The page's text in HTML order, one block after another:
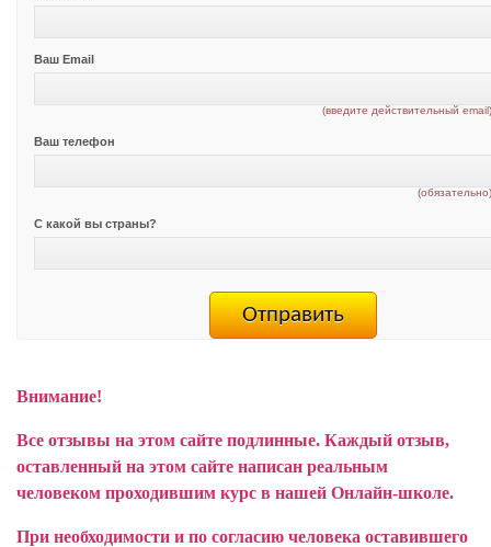
Ваш Email
(введите действительный
Ваш телефон
С какой вы страны?
Внимание!
Все отзывы на этом сайте подлинные. Каждый отзыв,
оставленный на этом сайте написан реальным
человеком проходившим курс в нашей Онлайн-школе.
При необходимости и по согласию человека оставившего